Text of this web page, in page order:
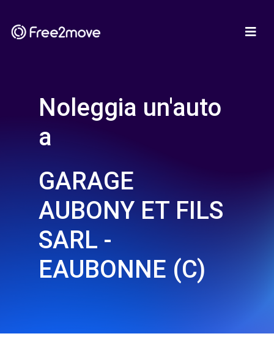
Noleggia un'auto
a
GARAGE
AUBONY ET FILS
SARL -
EAUBONNE (C)